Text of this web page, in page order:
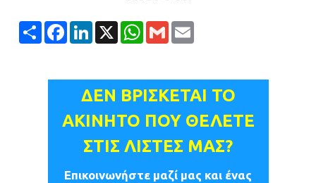
ShareFacebook
LinkedIn
X WhatsApp
Gmail
ΔΕΝ ΒΡΙΣΚΕΤΑΙ ΤΟ
ΑΚΙΝΗΤΟ ΠΟΥ ΘΕΛΕΤΕ
ΣΤΙΣ ΛΙΣΤΕΣ ΜΑΣ?
Επικοινωνήστε μαζί μας και ένας